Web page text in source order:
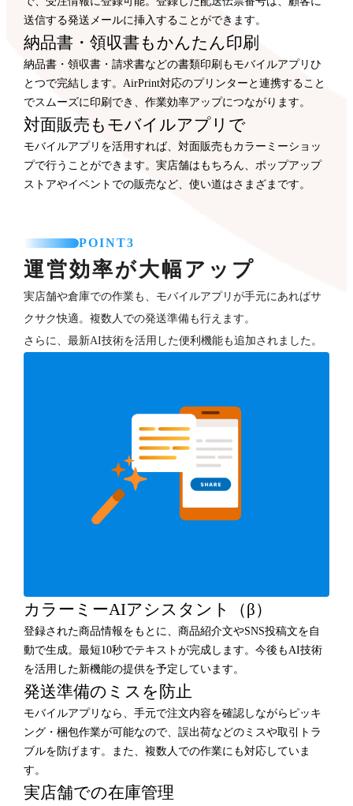
送信する発送メールに挿入することができます。
納品書・領収書もかんたん印刷
納品書・領収書・請求書などの書類印刷もモバイルアプリひ
とつで完結します。AirPrint対応のプリンターと連携すること
でスムーズに印刷でき、作業効率アップにつながります。
対面販売もモバイルアプリで
モバイルアプリを活用すれば、対面販売もカラーミーショッ
プで行うことができます。実店舗はもちろん、ポップアップ
ストアやイベントでの販売など、使い道はさまざまです。
POINT3
運営効率が大幅アップ
実店舗や倉庫での作業も、モバイルアプリが手元にあればサ
クサク快適。複数人での発送準備も行えます。
さらに、最新AI技術を活用した便利機能も追加されました。
カラーミーAIアシスタント（β）
登録された商品情報をもとに、商品紹介文やSNS投稿文を自
動で生成。最短10秒でテキストが完成します。今後もAI技術
を活用した新機能の提供を予定しています。
発送準備のミスを防止
モバイルアプリなら、手元で注文内容を確認しながらピッキ
ング・梱包作業が可能なので、誤出荷などのミスや取引トラ
ブルを防げます。また、複数人での作業にも対応していま
す。
実店舗での在庫管理